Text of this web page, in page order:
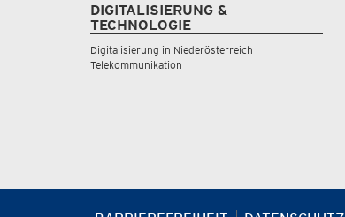
DIGITALISIERUNG &
TECHNOLOGIE
Digitalisierung in Niederösterreich
Telekommunikation